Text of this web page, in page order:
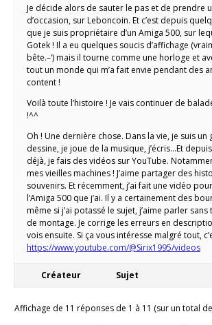
Je décide alors de sauter le pas et de prendre
d’occasion, sur Leboncoin. Et c’est depuis
que je suis propriétaire d’un Amiga 500, sur
Gotek ! Il a eu quelques soucis d’affichage
bête.–‘) mais il tourne comme une horloge et
tout un monde qui m’a fait envie pendant des
content !
Voilà toute l’histoire ! Je vais continuer de
!^^
Oh ! Une dernière chose. Dans la vie, je suis un
dessine, je joue de la musique, j’écris…Et
déjà, je fais des vidéos sur YouTube.
mes vieilles machines ! J’aime partager des
souvenirs. Et récemment, j’ai fait une vidéo
l’Amiga 500 que j’ai. Il y a certainement des
même si j’ai potassé le sujet, j’aime parler
de montage. Je corrige les erreurs en
vois ensuite. Si ça vous intéresse malgré tout,
https://www.youtube.com/@Sirix1995/videos
Créateur Sujet
Affichage de 11 réponses de 1 à 11 (sur un total